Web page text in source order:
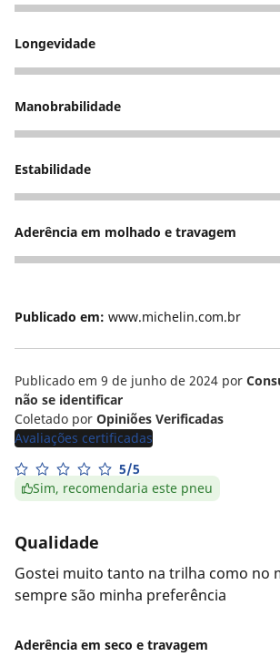
5
Longevidade
5
Manobrabilidade
5
Estabilidade
5
Aderência em molhado e travagem
5
Publicado em: www.michelin.com.br
Publicado em 9 de junho de 2024 por
não se identificar
Coletado por Opiniões Verificadas
Avaliações certificadas
5/5
Sim, recomendaria este pneu
Qualidade
Gostei muito tanto na trilha como no
sempre são minha preferência
Aderência em seco e travagem